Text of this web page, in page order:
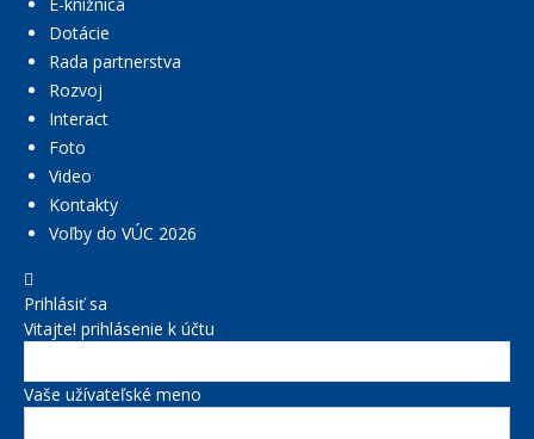
Dotácie
Rada partnerstva
Rozvoj
Interact
Foto
Video
Kontakty
Voľby do VÚC 2026
Prihlásiť sa
Vitajte! prihlásenie k účtu
Vaše užívateľské meno